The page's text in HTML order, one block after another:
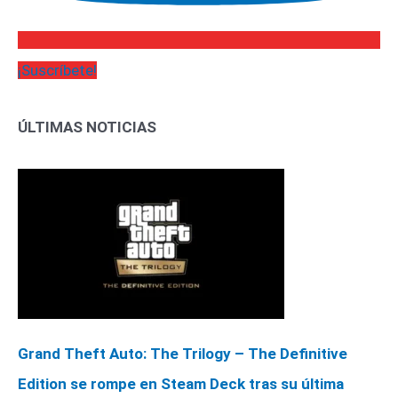
¡Suscríbete!
ÚLTIMAS NOTICIAS
Grand Theft Auto: The Trilogy – The Definitive
Edition se rompe en Steam Deck tras su última